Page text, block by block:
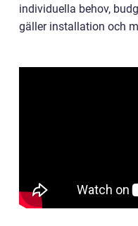
individuella behov,
gäller installation och